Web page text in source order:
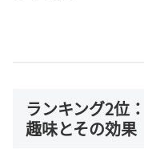
ランキング2位
趣味とその効果